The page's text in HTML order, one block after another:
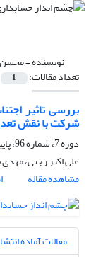
نویسنده =محسن
تعداد مقالات: 1
بررسی تاثیر
شرکت با نقش
دوره 7، شماره 96، پاییز 1403، صفحه
علی اکبر رجبی،
مشاهده مقاله
مقالات آماده